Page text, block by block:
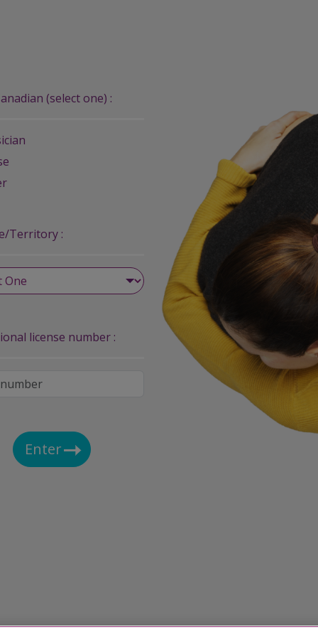
(select one) :
Territory :
license number :